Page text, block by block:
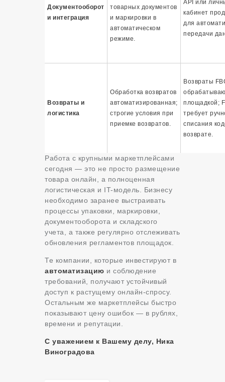
Документооборот
и интеграция
товарных документов
и маркировки в
автоматическом
режиме.
API или
кабинет
для
передачи
Возвраты и
логистика
Обработка возвратов
автоматизированная;
строгие условия при
приемке возвратов.
Возвраты
площадкой;
требует
списания
возврате.
Работа с крупными маркетплейсами
сегодня — это не просто размещение
товара онлайн, а полноценная
логистическая и IT-модель. Бизнесу
необходимо заранее выстраивать
процессы упаковки, маркировки,
документооборота и складского
учета, а также регулярно отслеживать
обновления регламентов площадок.
Те компании, которые инвестируют в
автоматизацию и соблюдение
требований, получают устойчивый
доступ к растущему онлайн-спросу.
Остальным же маркетплейсы быстро
показывают цену ошибок — в рублях,
времени и репутации.
С уважением к Вашему делу, Ника
Виноградова